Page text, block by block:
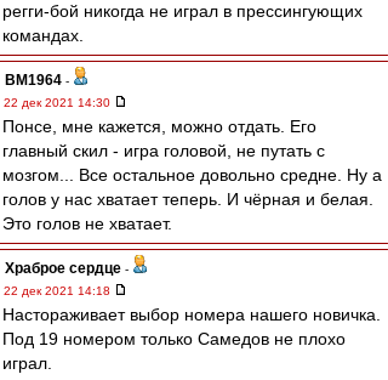
регги-бой никогда не играл в прессингующих
командах.
BM1964 -
22 дек 2021 14:30
Понсе, мне кажется, можно отдать. Его
главный скил - игра головой, не путать с
мозгом... Все остальное довольно средне. Ну а
голов у нас хватает теперь. И чёрная и белая.
Это голов не хватает.
Храброе сердце -
22 дек 2021 14:18
Настораживает выбор номера нашего новичка.
Под 19 номером только Самедов не плохо
играл.